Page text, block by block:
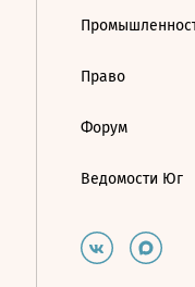
Право
Форум
Ведомости Юг